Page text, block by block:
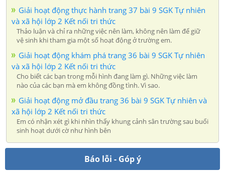
Giải hoạt động thực hành trang 37 bài 9 SGK Tự nhiên
và xã hội lớp 2 Kết nối tri thức
Thảo luận và chỉ ra những việc nên làm, không nên làm để giữ
vệ sinh khi tham gia một số hoạt động ở trường em.
Giải hoạt động khám phá trang 36 bài 9 SGK Tự nhiên
và xã hội lớp 2 Kết nối tri thức
Cho biết các bạn trong mỗi hình đang làm gì. Những việc làm
nào của các bạn mà em không đồng tình. Vì sao.
Giải hoạt động mở đầu trang 36 bài 9 SGK Tự nhiên và
xã hội lớp 2 Kết nối tri thức
Em có nhận xét gì khi nhìn thấy khung cảnh sân trường sau buổi
sinh hoạt dưới cờ như hình bên
Báo lỗi - Góp ý